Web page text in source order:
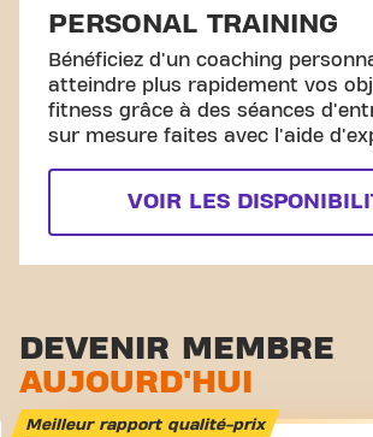
PERSONAL TRAINING
Bénéficiez d'un coaching
atteindre plus rapidement vos
fitness grâce à des séances
sur mesure faites avec l'aide
VOIR LES
DEVENIR MEMBRE
AUJOURD'HUI
Meilleur rapport qualité-prix